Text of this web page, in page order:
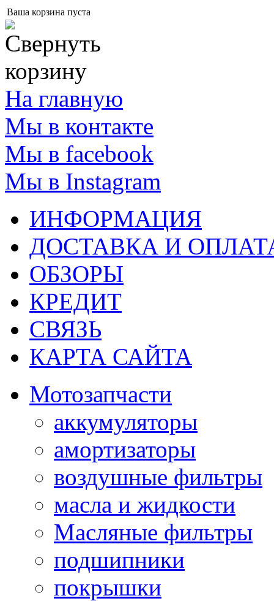
Ваша корзина пуста
На главную
Мы в контакте
Мы в facebook
Мы в Instagram
ИНФОРМАЦИЯ
ДОСТАВКА И
ОБЗОРЫ
КРЕДИТ
СВЯЗЬ
КАРТА САЙТА
Мотозапчасти
аккумуляторы
амортизаторы
воздушные фильтры
масла и жидкости
Масляные фильтры
подшипники
покрышки